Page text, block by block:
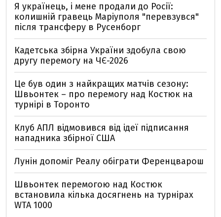
Я українець, і мене продали до Росії:
колишній гравець Маріуполя "перевзувся"
після трансферу в Русенборг
Кадетська збірна України здобула свою
другу перемогу на ЧЄ-2026
Це був один з найкращих матчів сезону:
Швьонтек – про перемогу над Костюк на
турнірі в Торонто
Клуб АПЛ відмовився від ідеї підписання
нападника збірної США
Лунін допоміг Реалу обіграти Ференцварош
Швьонтек перемогою над Костюк
встановила кілька досягнень на турнірах
WTA 1000